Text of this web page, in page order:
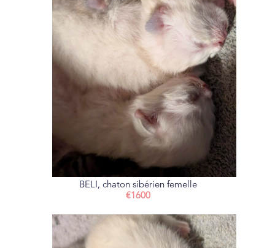
BELI, chaton sibérien femelle
€1600